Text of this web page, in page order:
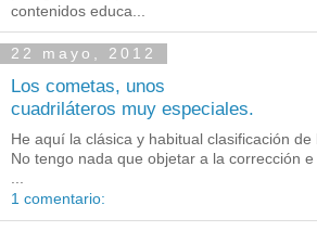
contenidos educa...
22 mayo, 2012
Los cometas, unos
cuadriláteros muy especiales.
He aquí la clásica y habitual clasificación de
No tengo nada que objetar a la corrección
1 comentario: